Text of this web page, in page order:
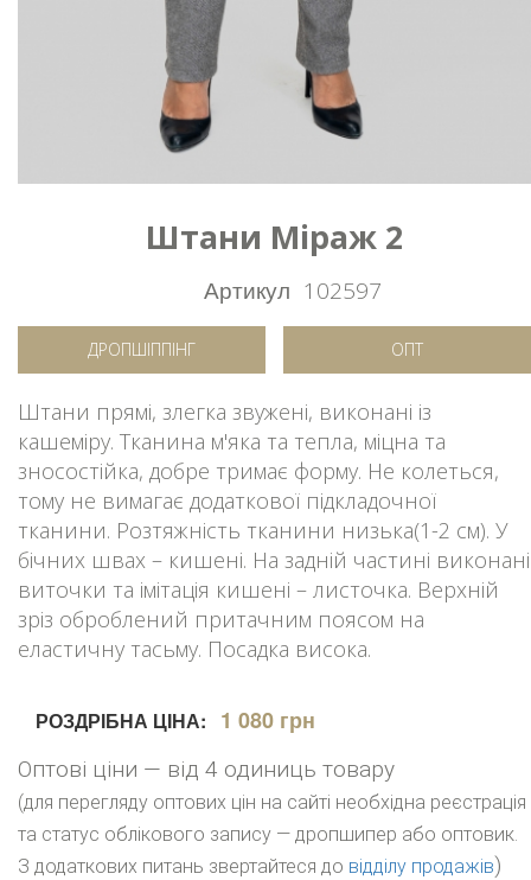
Штани Міраж 2
Артикул 102597
ДРОПШІППІНГ ОПТ
Штани прямі, злегка звужені, виконані із
кашеміру. Тканина м'яка та тепла, міцна та
зносостійка, добре тримає форму. Не колеться,
тому не вимагає додаткової підкладочної
тканини. Розтяжність тканини низька(1-2 см). У
бічних швах – кишені. На задній частині виконані
виточки та імітація кишені – листочка. Верхній
зріз оброблений притачним поясом на
еластичну тасьму. Посадка висока.
РОЗДРІБНА ЦІНА: 1 080 грн
Оптові ціни — від 4 одиниць товару
(для перегляду оптових цін на сайті необхідна реєстрація
та статус облікового запису — дропшипер або оптовик.
З додаткових питань звертайтеся до відділу продажів)